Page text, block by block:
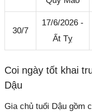
30/7
17/6/2026 -
Ất Tỵ
Coi ngày tốt khai
Dậu
Gia chủ tuổi Dậu gồm